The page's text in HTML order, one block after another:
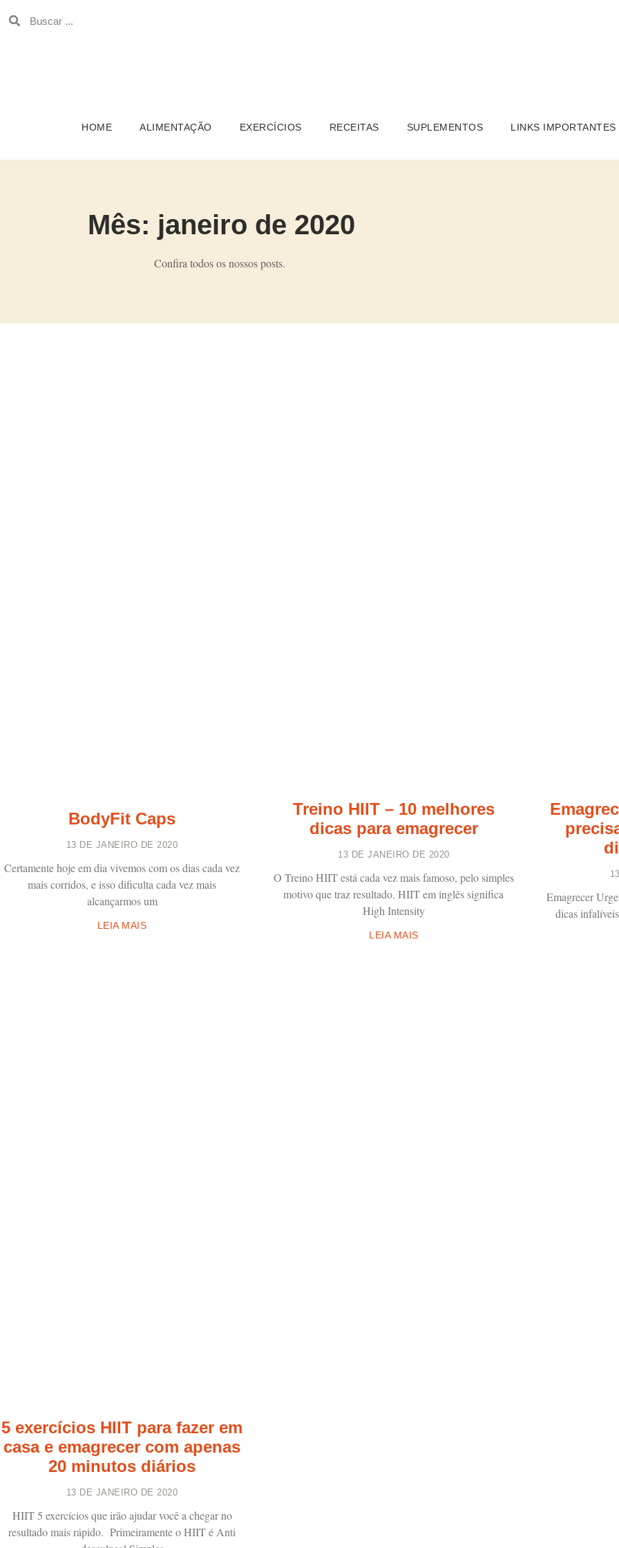
HOME ALIMENTAÇÃO EXERCÍCIOS RECEITAS SUPLEMENTOS LINKS IMPORTANTES
Mês: janeiro de 2020
Confira todos os nossos posts.
BodyFit Caps
13 DE JANEIRO DE 2020
Certamente hoje em dia vivemos com os dias cada vez
mais corridos, e isso dificulta cada vez mais
alcançarmos um
LEIA MAIS
Treino HIIT – 10 melhores
dicas para emagrecer
13 DE JANEIRO DE 2020
O Treino HIIT está cada vez mais famoso, pelo simples
motivo que traz resultado. HIIT em inglês significa
High Intensity
LEIA MAIS
Emagrecer
dicas
5 exercícios HIIT para fazer em
casa e emagrecer com apenas
20 minutos diários
13 DE JANEIRO DE 2020
HIIT 5 exercícios que irão ajudar você a chegar no
resultado mais rápido. Primeiramente o HIIT é Anti